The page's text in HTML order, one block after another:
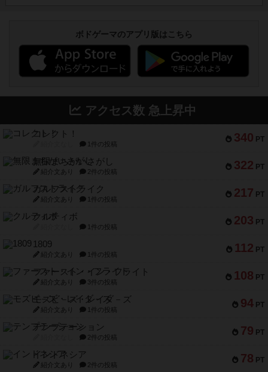
ボドゲーマのアプリ版はこちら
アクセス数 急上昇中
340 PT
コレクト！
1件の投稿
322 PT
無限まちがいさがし
紹介文あり 2件の投稿
217 PT
ガルフストライク
紹介文あり 1件の投稿
203 PT
クルティボ
1件の投稿
112 PT
1809
紹介文あり 1件の投稿
108 PT
ファースト・イン・フライト
紹介文あり 3件の投稿
94 PT
モズビ－ズ・レイダ－ズ
紹介文あり 1件の投稿
79 PT
テンプテーション
2件の投稿
78 PT
インドネシア
紹介文あり 2件の投稿